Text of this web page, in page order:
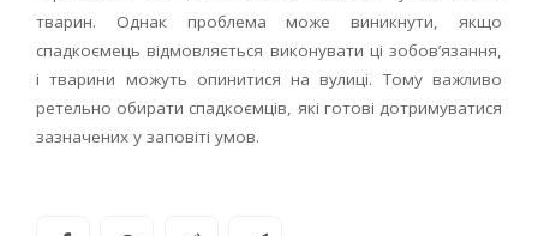
тварин. Однак проблема може виникнути, якщо
спадкоємець відмовляється виконувати ці зобов’язання,
і тварини можуть опинитися на вулиці. Тому важливо
ретельно обирати спадкоємців, які готові дотримуватися
зазначених у заповіті умов.